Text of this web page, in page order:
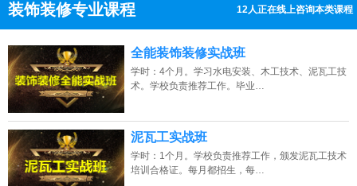
装饰装修专业课程 9人正在线上咨询本类课程
点击免费咨询电话：13807313137
全能装饰装修实战班
学时：4个月。学习水电安装、木工技术、泥瓦工技
术。学校负责推荐工作。毕业…
泥瓦工实战班
学时：1个月。学校负责推荐工作，颁发泥瓦工技术
培训合格证。每月都招生，每…